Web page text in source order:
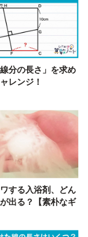
分の長さ」を求め
レンジ！
する入浴剤、どん
出る？【素朴なギ